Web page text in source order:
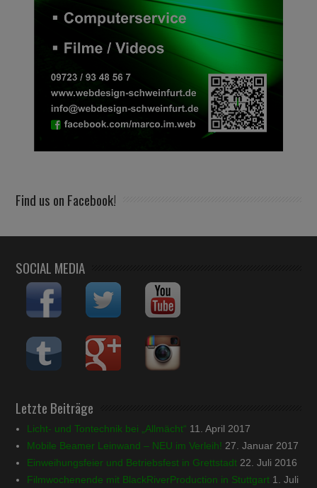
Find us on Facebook!
SOCIAL MEDIA
Letzte Beiträge
Licht- und Tontechnik bei „Allmächt“ 11. April 2017
Mobile Beamer Leinwand – NEU im Verleih! 27. Januar 2017
Einweihungsfeier und Betriebsfest in Grettstadt 22. Juli 2016
Filmwochenende mit BlackRiverProduction in Stuttgart 1. Juli